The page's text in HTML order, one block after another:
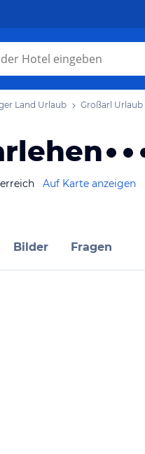
Land Urlaub Großarl Urlaub
Auf Karte anzeigen
Bilder Fragen